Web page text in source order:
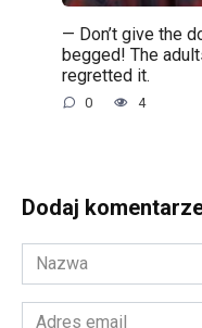
— Don’t give the
begged! The
regretted it.
0 4
Dodaj
Nazwa
*
Adres